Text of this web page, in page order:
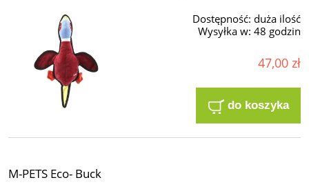
Dostępność: duża ilość
Wysyłka w: 48 godzin
47,00 zł
do koszyka
M-PETS Eco- Buck